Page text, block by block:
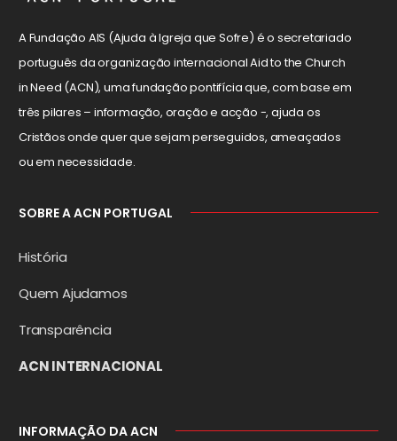
A Fundação AIS (Ajuda à Igreja que Sofre) é o secretariado
português da organização internacional Aid to the Church
in Need (ACN), uma fundação pontifícia que, com base em
três pilares – informação, oração e acção -, ajuda os
Cristãos onde quer que sejam perseguidos, ameaçados
ou em necessidade.
SOBRE A ACN PORTUGAL
História
Quem Ajudamos
Transparência
ACN INTERNACIONAL
INFORMAÇÃO DA ACN